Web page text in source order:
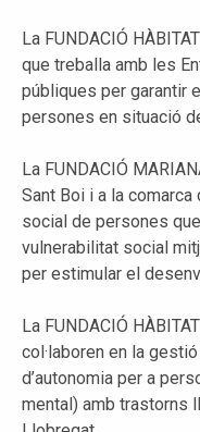
La FUNDACIÓ
que treballa amb les
públiques per garantir
persones en situació
La FUNDACIÓ
Sant Boi i a la
social de persones
vulnerabilitat social
per estimular el
La FUNDACIÓ
col·laboren en la
d’autonomia per a
mental) amb trastorns